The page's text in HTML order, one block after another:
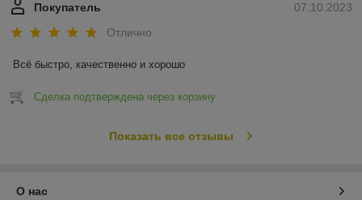
07.10.2023
Покупатель
Отлично
Всё быстро, качественно и хорошо
Сделка подтверждена через корзину
Показать все отзывы
О нас